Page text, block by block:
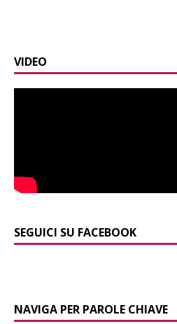
VIDEO
SEGUICI SU FACEBOOK
NAVIGA PER PAROLE CHIAVE